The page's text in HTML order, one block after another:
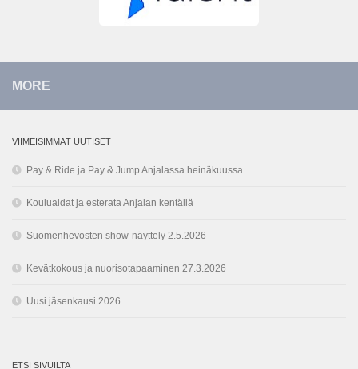
MORE
VIIMEISIMMÄT UUTISET
Pay & Ride ja Pay & Jump Anjalassa heinäkuussa
Kouluaidat ja esterata Anjalan kentällä
Suomenhevosten show-näyttely 2.5.2026
Kevätkokous ja nuorisotapaaminen 27.3.2026
Uusi jäsenkausi 2026
ETSI SIVUILTA